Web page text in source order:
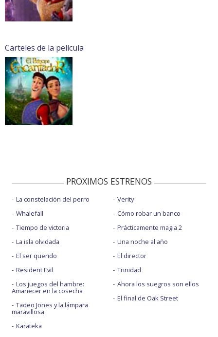
Carteles de la película
PROXIMOS ESTRENOS
La constelación del perro
Whalefall
Tiempo de victoria
La isla olvidada
El ser querido
Resident Evil
Los juegos del hambre:
Amanecer en la cosecha
Tadeo Jones y la lámpara
maravillosa
Karateka
Verity
Cómo robar un banco
Prácticamente magia 2
Una noche al año
El director
Trinidad
Ahora los suegros son ellos
El final de Oak Street